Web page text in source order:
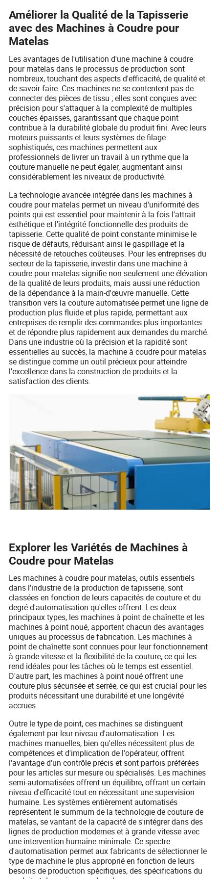
Améliorer la Qualité de la Tapisserie
avec des Machines à Coudre pour
Matelas
Les avantages de l'utilisation d'une machine à coudre
pour matelas dans le processus de production sont
nombreux, touchant des aspects d'efficacité, de qualité et
de savoir-faire. Ces machines ne se contentent pas de
connecter des pièces de tissu ; elles sont conçues avec
précision pour s'attaquer à la complexité de multiples
couches épaisses, garantissant que chaque point
contribue à la durabilité globale du produit fini. Avec leurs
moteurs puissants et leurs systèmes de filage
sophistiqués, ces machines permettent aux
professionnels de livrer un travail à un rythme que la
couture manuelle ne peut égaler, augmentant ainsi
considérablement les niveaux de productivité.
La technologie avancée intégrée dans les machines à
coudre pour matelas permet un niveau d'uniformité des
points qui est essentiel pour maintenir à la fois l'attrait
esthétique et l'intégrité fonctionnelle des produits de
tapisserie. Cette qualité de point constante minimise le
risque de défauts, réduisant ainsi le gaspillage et la
nécessité de retouches coûteuses. Pour les entreprises du
secteur de la tapisserie, investir dans une machine à
coudre pour matelas signifie non seulement une élévation
de la qualité de leurs produits, mais aussi une réduction
de la dépendance à la main-d'œuvre manuelle. Cette
transition vers la couture automatisée permet une ligne de
production plus fluide et plus rapide, permettant aux
entreprises de remplir des commandes plus importantes
et de répondre plus rapidement aux demandes du marché.
Dans une industrie où la précision et la rapidité sont
essentielles au succès, la machine à coudre pour matelas
se distingue comme un outil précieux pour atteindre
l'excellence dans la construction de produits et la
satisfaction des clients.
Explorer les Variétés de Machines à
Coudre pour Matelas
Les machines à coudre pour matelas, outils essentiels
dans l'industrie de la production de tapisserie, sont
classées en fonction de leurs capacités de couture et du
degré d'automatisation qu'elles offrent. Les deux
principaux types, les machines à point de chaînette et les
machines à point noué, apportent chacun des avantages
uniques au processus de fabrication. Les machines à
point de chaînette sont connues pour leur fonctionnement
à grande vitesse et la flexibilité de la couture, ce qui les
rend idéales pour les tâches où le temps est essentiel.
D'autre part, les machines à point noué offrent une
couture plus sécurisée et serrée, ce qui est crucial pour les
produits nécessitant une durabilité et une longévité
accrues.
Outre le type de point, ces machines se distinguent
également par leur niveau d'automatisation. Les
machines manuelles, bien qu'elles nécessitent plus de
compétences et d'implication de l'opérateur, offrent
l'avantage d'un contrôle précis et sont parfois préférées
pour les articles sur mesure ou spécialisés. Les machines
semi-automatisées offrent un équilibre, offrant un certain
niveau d'efficacité tout en nécessitant une supervision
humaine. Les systèmes entièrement automatisés
représentent le summum de la technologie de couture de
matelas, se vantant de la capacité de s'intégrer dans des
lignes de production modernes et à grande vitesse avec
une intervention humaine minimale. Ce spectre
d'automatisation permet aux fabricants de sélectionner le
type de machine le plus approprié en fonction de leurs
besoins de production spécifiques, des spécifications du